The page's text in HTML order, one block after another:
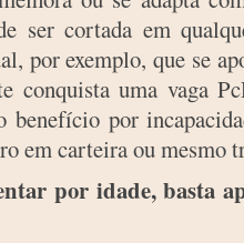
ser cortada em
por exemplo, que se
conquista uma vaga
benefício por
em carteira ou mesmo
por idade, basta